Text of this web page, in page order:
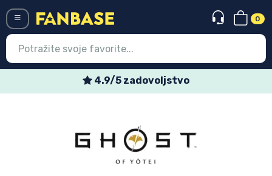
0
4.9/5 zadovoljstvo
Najnovije proizvodi